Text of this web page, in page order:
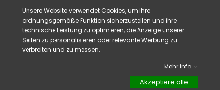
Dieses Produkt wurde von professionellen
Partnerschulungszentren getestet und
zugelassen.
Mit diesem Produkt können Sie Ihre
anspruchsvollsten Kunden zufriedenstellen !
Darüber hinaus legt CNAILPRO besonderen
Wert auf die Formel dieser Produkte, wir
befolgen die geltenden Vorschriften und
garantieren die Gültigkeit unserer Produkte.
Unsere Website verwendet Cookies, um ihre
ordnungsgemäße Funktion sicherzustellen und ihre
technische Leistung zu optimieren, die Anzeige unserer
Seiten zu personalisieren oder relevante Werbung zu
verbreiten und zu messen.
Mehr Info
Akzeptiere alle